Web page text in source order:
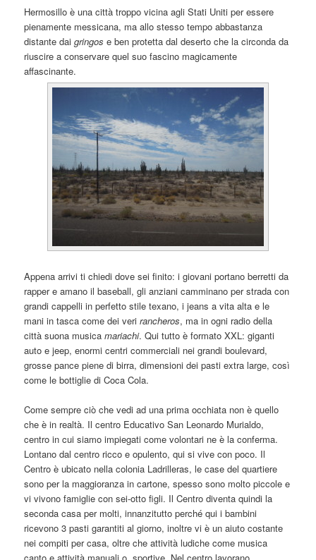
Hermosillo è una città troppo vicina agli Stati Uniti per essere
pienamente messicana, ma allo stesso tempo abbastanza
distante daigringos e ben protetta dal deserto che la circonda da
riuscire a conservare quel suo fascino magicamente
affascinante.
Appena arrivi ti chiedi dove sei finito: i giovani portano berretti da
rapper e amano il baseball, gli anziani camminano per strada con
grandi cappelli in perfetto stile texano, i jeans a vita alta e le
mani in tasca come dei verirancheros, ma in ogni radio della
città suona musicamariachi. Qui tutto è formato XXL: giganti
auto e jeep, enormi centri commerciali nei grandi boulevard,
grosse pance piene di birra, dimensioni dei pasti extra large, così
come le bottiglie di Coca Cola.
Come sempre ciò che vedi ad una prima occhiata non è quello
che è in realtà. Il centro Educativo San Leonardo Murialdo,
centro in cui siamo impiegati come volontari ne è la conferma.
Lontano dal centro ricco e opulento, qui si vive con poco. Il
Centro è ubicato nella colonia Ladrilleras, le case del quartiere
sono per la maggioranza in cartone, spesso sono molto piccole e
vi vivono famiglie con sei-otto figli. Il Centro diventa quindi la
seconda casa per molti, innanzitutto perché qui i bambini
ricevono 3 pasti garantiti al giorno, inoltre vi è un aiuto costante
nei compiti per casa, oltre che attività ludiche come musica
canto e attività manuali o sportive. Nel centro lavorano